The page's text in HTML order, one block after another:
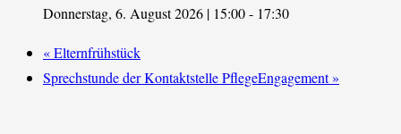
Donnerstag, 6. August 2026 | 15:00- 17:30
«Elternfrühstück
Sprechstunde der Kontaktstelle PflegeEngagement»